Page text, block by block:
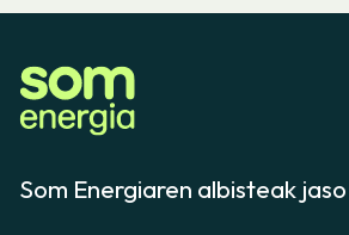
Som Energiaren albisteak